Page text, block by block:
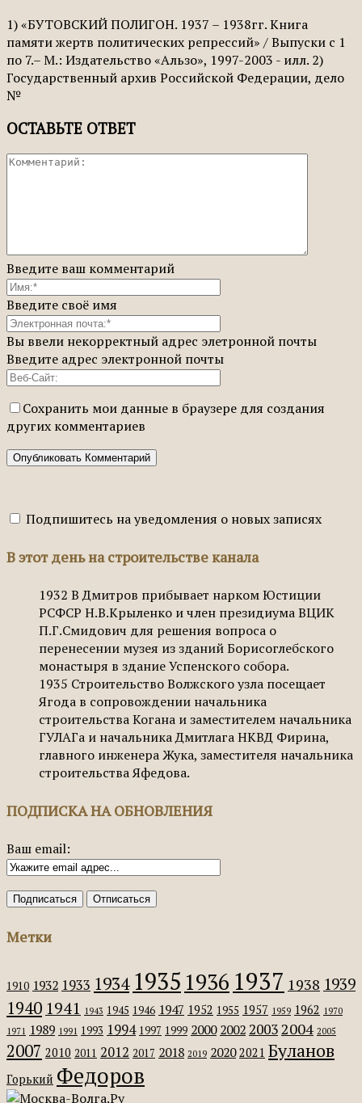
1) «БУТОВСКИЙ ПОЛИГОН. 1937 – 1938гг. Книга
памяти жертв политических репрессий» / Выпуски с 1
по 7.– М.: Издательство «Альзо», 1997-2003 - илл. 2)
Государственный архив Российской Федерации, дело
№
ОСТАВЬТЕ ОТВЕТ
Введите ваш комментарий
Введите своё имя
Вы ввели некорректный адрес элетронной почты
Введите адрес электронной почты
Сохранить мои данные в браузере для создания
других комментариев
Подпишитесь на уведомления о новых записях
В этот день на строительстве канала
1932 В Дмитров прибывает нарком Юстиции
РСФСР Н.В.Крыленко и член президиума ВЦИК
П.Г.Смидович для решения вопроса о
перенесении музея из зданий Борисоглебского
монастыря в здание Успенского собора.
1935 Строительство Волжского узла посещает
Ягода в сопровождении начальника
строительства Когана и заместителем начальника
ГУЛАГа и начальника Дмитлага НКВД Фирина,
главного инженера Жука, заместителя начальника
строительства Яфедова.
ПОДПИСКА НА ОБНОВЛЕНИЯ
Ваш email:
Метки
1910 1932 1933 1934 1935 1936 1937 1938 1939
1940 1941 1943 1945 1946 1947 1952 1955 1957 1959 1962 1970
1971 1989 1991 1993 1994 1997 1999 2000 2002 2003 2004 2005
2007 2010 2011 2012 2017 2018 2019 2020 2021 Буланов
Горький Федоров